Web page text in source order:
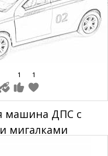
1 1
машина ДПС с
мигалками